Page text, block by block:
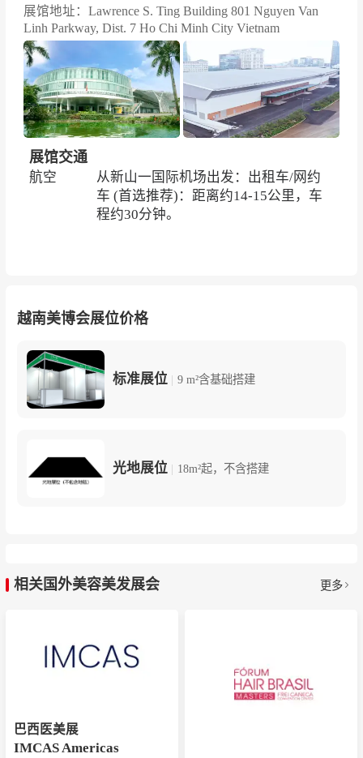
展馆地址：Lawrence S. Ting Building 801 Nguyen Van
Linh Parkway, Dist. 7 Ho Chi Minh City Vietnam
展馆交通
航空
从新山一国际机场出发：出租车/网约
车 (首选推荐)：距离约14-15公里，车
程约30分钟。
越南美博会展位价格
标准展位 | 9 m²含基础搭建
光地展位 | 18m²起，不含搭建
相关国外美容美发展会 更多
巴西医美展
IMCAS Americas